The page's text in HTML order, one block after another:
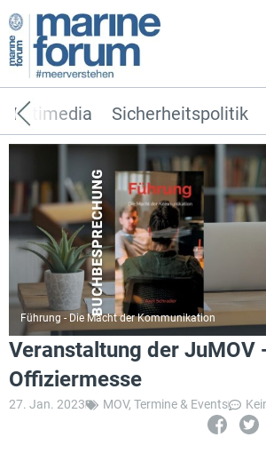
Sicherheitspolitik
Multimedia
Führung - Die Macht der Kommunikation
Veranstaltung der JuMOV
Offiziermesse
27. Jan. 2023 MOV, Termine & Events